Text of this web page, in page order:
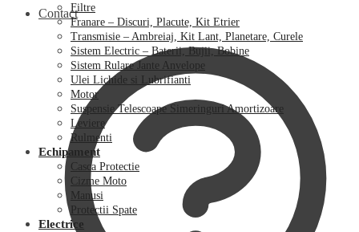
ContactFiltre
Franare – Discuri, Placute, Kit Etrier
Transmisie – Ambreiaj, Kit Lant, Planetare, Curele
Sistem Electric – Baterii, Bujii, Bobine
Sistem Rulare Jante Anvelope
Ulei Lichide si Lubrifianti
Motor
Suspensie Telescoape Simeringuri Amortizoare
Leviere
Rulmenti
Echipament
Casca Protectie
Cizme Moto
Manusi
Protectii Spate
Electrice